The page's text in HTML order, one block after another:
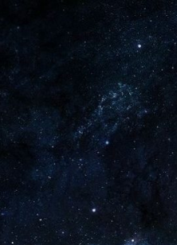
Plus de 2800